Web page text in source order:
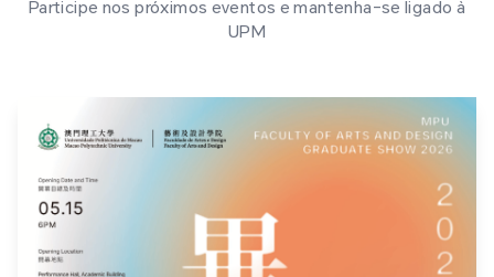
Participe nos próximos eventos e mantenha-se ligado à
UPM